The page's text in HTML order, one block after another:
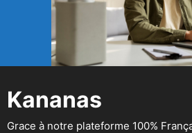
Kananas
Grace à notre plateforme 100%